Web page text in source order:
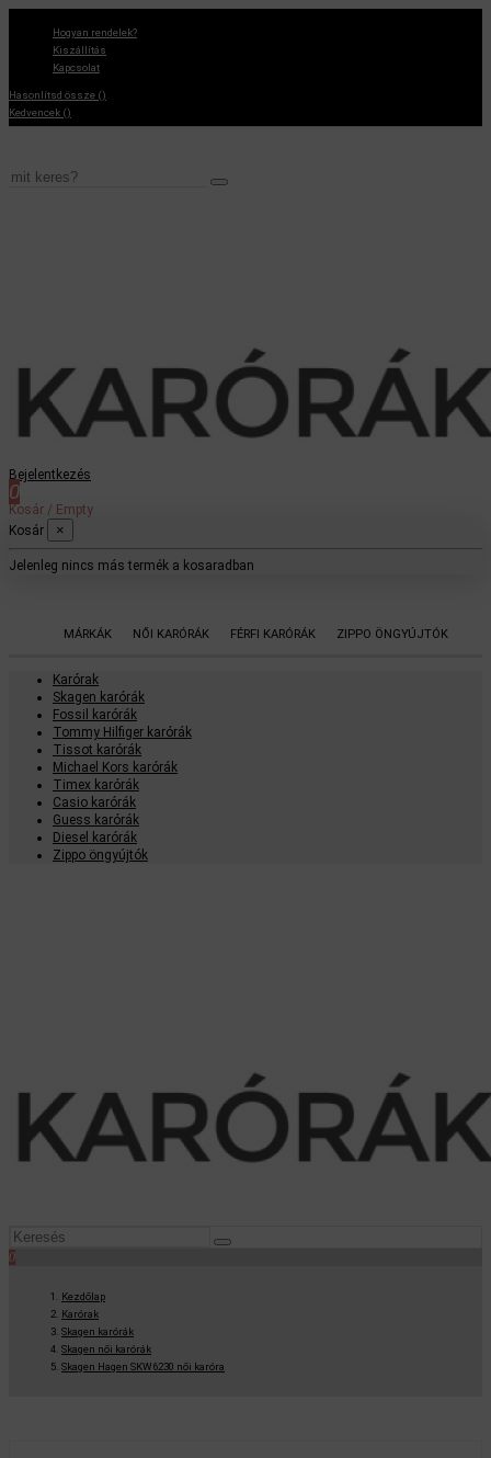
Hogyan rendelek?
Kiszállítás
Kapcsolat
Hasonlítsd össze ()
Kedvencek ()
Bejelentkezés
0
Kosár / Empty
Kosár
×
Jelenleg nincs más termék a kosaradban
MÁRKÁK NŐI KARÓRÁK FÉRFI KARÓRÁK ZIPPO ÖNGYÚJTÓK
Karórak
Skagen karórák
Fossil karórák
Tommy Hilfiger karórák
Tissot karórák
Michael Kors karórák
Timex karórák
Casio karórák
Guess karórák
Diesel karórák
Zippo öngyújtók
0
Kezdőlap
Karórak
Skagen karórák
Skagen női karórák
Skagen Hagen SKW6230 női karóra